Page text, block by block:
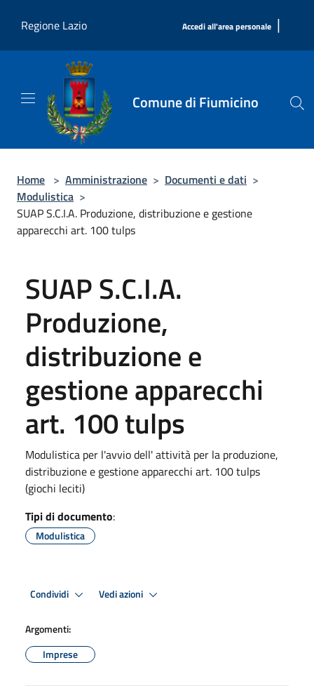
Regione Lazio
Accedi all'area personale |
Comune di Fiumicino
Home > Amministrazione > Documenti e dati >
Modulistica >
SUAP S.C.I.A. Produzione, distribuzione e gestione
apparecchi art. 100 tulps
SUAP S.C.I.A.
Produzione,
distribuzione e
gestione apparecchi
art. 100 tulps
Modulistica per l'avvio dell' attività per la produzione,
distribuzione e gestione apparecchi art. 100 tulps
(giochi leciti)
Tipi di documento:
Modulistica
Condividi Vedi azioni
Argomenti:
Imprese